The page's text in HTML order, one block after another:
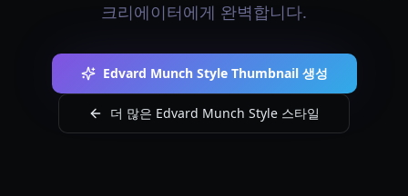
크리에이터에게 완벽합니다.
Edvard Munch Style Thumbnail 생성
더 많은 Edvard Munch Style 스타일